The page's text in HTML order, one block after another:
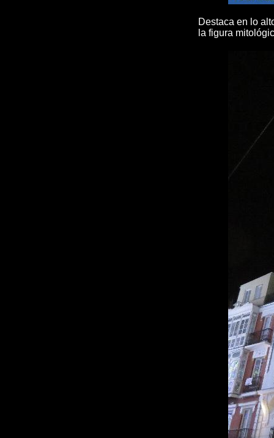
Destaca en lo
la figura